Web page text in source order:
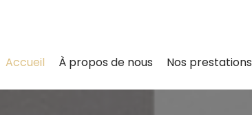
Accueil À propos de nous Nos prestations